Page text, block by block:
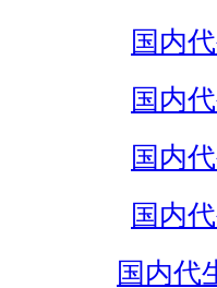
国内
国内
国内
国内
国内代